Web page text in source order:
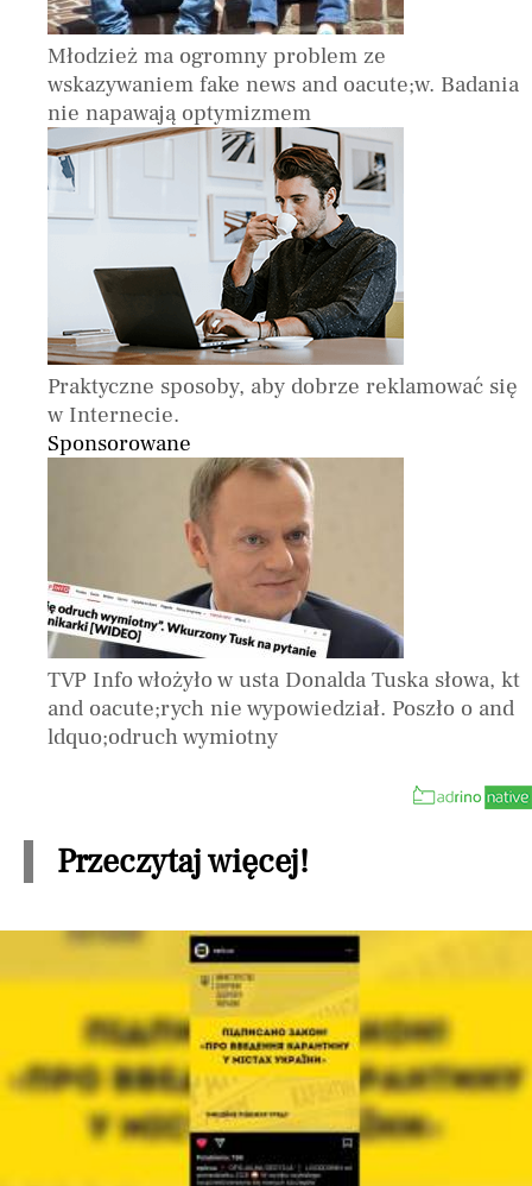
Młodzież ma ogromny problem ze
wskazywaniem fake news and oacute;w. Badania
nie napawają optymizmem
Praktyczne sposoby, aby dobrze reklamować się
w Internecie.
Sponsorowane
TVP Info włożyło w usta Donalda Tuska słowa, kt
and oacute;rych nie wypowiedział. Poszło o and
ldquo;odruch wymiotny
Przeczytaj więcej!